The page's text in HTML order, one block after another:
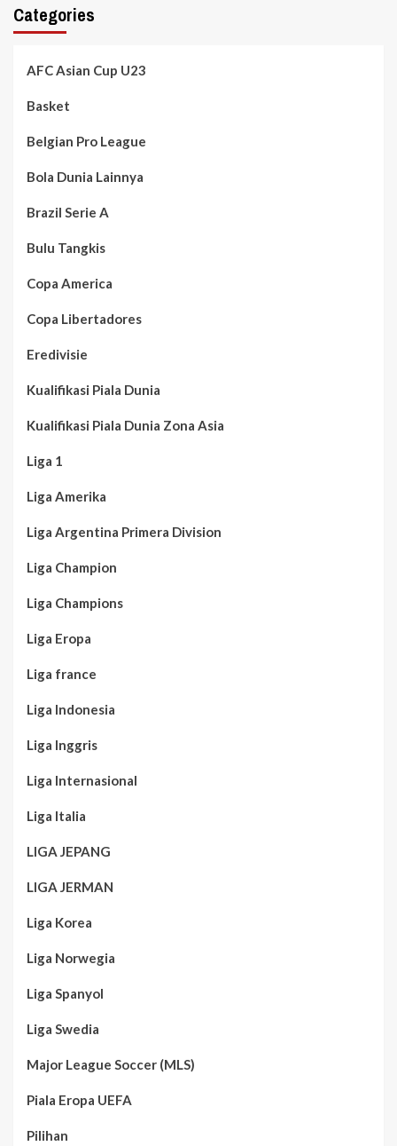
Categories
AFC Asian Cup U23
Basket
Belgian Pro League
Bola Dunia Lainnya
Brazil Serie A
Bulu Tangkis
Copa America
Copa Libertadores
Eredivisie
Kualifikasi Piala Dunia
Kualifikasi Piala Dunia Zona Asia
Liga 1
Liga Amerika
Liga Argentina Primera Division
Liga Champion
Liga Champions
Liga Eropa
Liga france
Liga Indonesia
Liga Inggris
Liga Internasional
Liga Italia
LIGA JEPANG
LIGA JERMAN
Liga Korea
Liga Norwegia
Liga Spanyol
Liga Swedia
Major League Soccer (MLS)
Piala Eropa UEFA
Pilihan